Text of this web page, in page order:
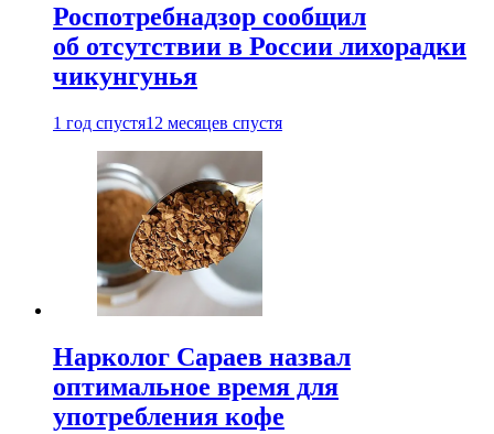
Роспотребнадзор сообщил
об отсутствии в России лихорадки
чикунгунья
1 год спустя12 месяцев спустя
Нарколог Сараев назвал
оптимальное время для
употребления кофе